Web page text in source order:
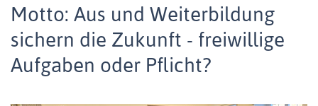
Motto: Aus und Weiterbildung
sichern die Zukunft - freiwillige
Aufgaben oder Pflicht?